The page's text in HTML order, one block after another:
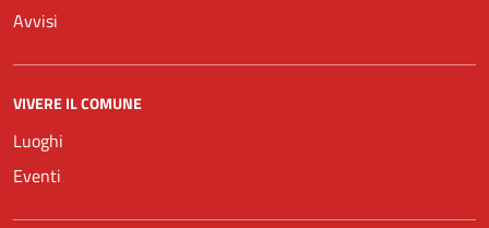
Avvisi
VIVERE IL COMUNE
Luoghi
Eventi